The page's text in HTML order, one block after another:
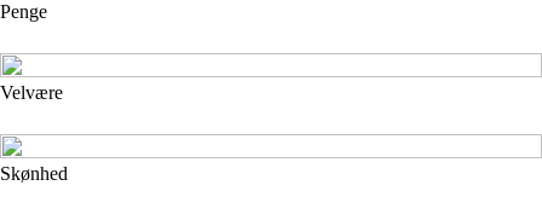
Penge
Velvære
Skønhed